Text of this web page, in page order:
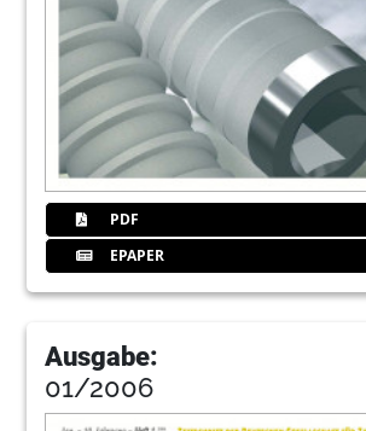
PDF
EPAPER
Ausgabe:
01/2006